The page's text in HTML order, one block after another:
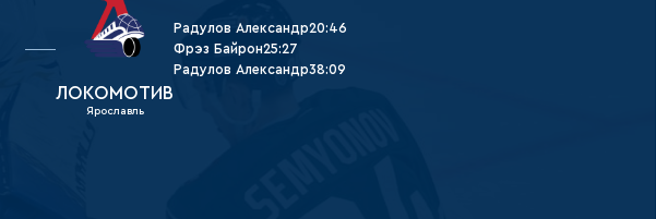
20:46
Радулов Александр
25:27
Фрэз Байрон
38:09
Радулов Александр
ЛОКОМОТИВ
Ярославль